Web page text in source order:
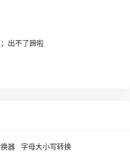
出不了蹄啦
器
字母大小写转换